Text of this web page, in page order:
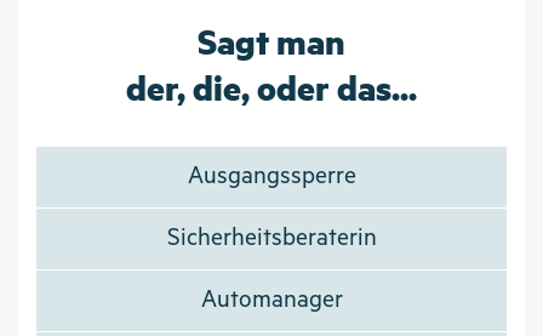
Sagt man
der, die, oder das...
Ausgangssperre
Sicherheitsberaterin
Automanager